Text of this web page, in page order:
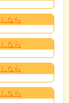
なら
なら
なら
なら